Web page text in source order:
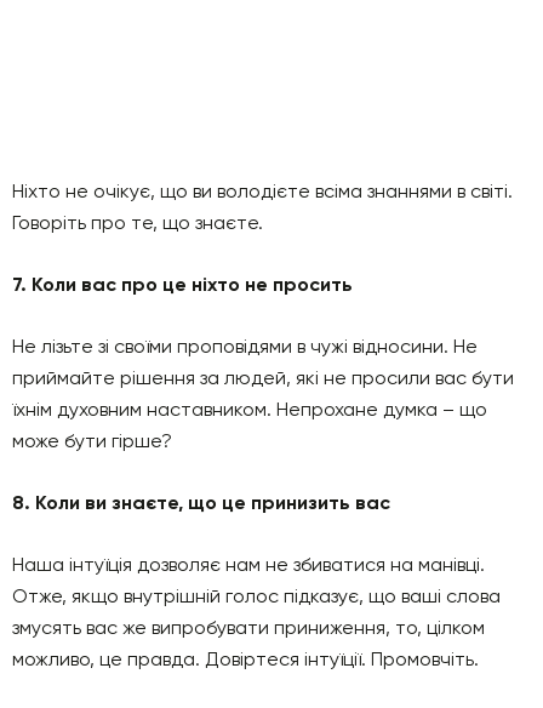
Ніхто не очікує, що ви володієте всіма знаннями в світі.
Говоріть про те, що знаєте.
7. Коли вас про це ніхто не просить
Не лізьте зі своїми проповідями в чужі відносини. Не
приймайте рішення за людей, які не просили вас бути
їхнім духовним наставником. Непрохане думка – що
може бути гірше?
8. Коли ви знаєте, що це принизить вас
Наша інтуїція дозволяє нам не збиватися на манівці.
Отже, якщо внутрішній голос підказує, що ваші слова
змусять вас же випробувати приниження, то, цілком
можливо, це правда. Довіртеся інтуїції. Промовчіть.